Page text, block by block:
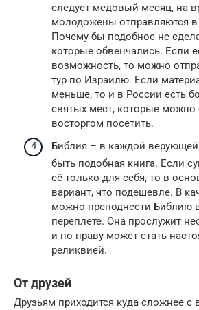
следует медовый месяц, на
молодожены отправляются в
Почему бы подобное не
которые обвенчались. Если
возможность, то можно
тур по Израилю. Если
меньше, то и в России есть
святых мест, которые
восторгом посетить.
Библия – в каждой
быть подобная книга. Если
её только для себя, то в
вариант, что подешевле. В
можно преподнести Библию
переплете. Она прослужит
и по праву может стать
реликвией.
От друзей
Друзьям приходится куда сложнее с